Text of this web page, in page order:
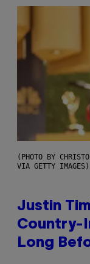
(PHOTO BY
VIA GETTY IMAGES)
Justin
Country-
Long